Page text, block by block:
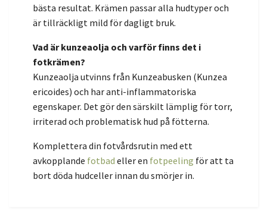
bästa resultat. Krämen passar alla hudtyper och
är tillräckligt mild för dagligt bruk.
Vad är kunzeaolja och varför finns det i
fotkrämen?
Kunzeaolja utvinns från Kunzeabusken (Kunzea
ericoides) och har anti-inflammatoriska
egenskaper. Det gör den särskilt lämplig för torr,
irriterad och problematisk hud på fötterna.
Komplettera din fotvårdsrutin med ett
avkopplande fotbad eller en fotpeeling för att ta
bort döda hudceller innan du smörjer in.